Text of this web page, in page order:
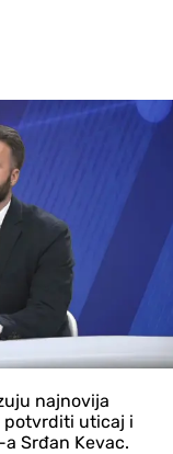
najnovija
potvrditi uticaj i
Srđan Kevac.